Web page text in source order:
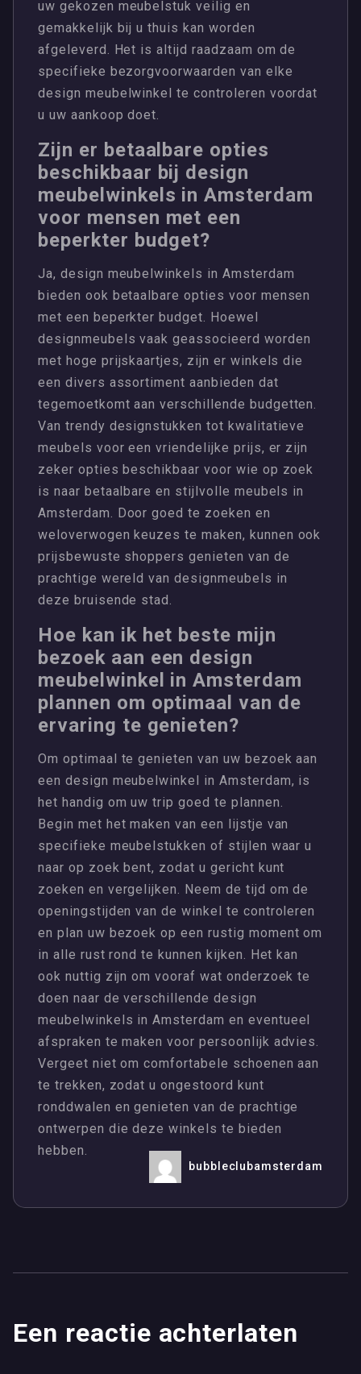
uw gekozen meubelstuk veilig en
gemakkelijk bij u thuis kan worden
afgeleverd. Het is altijd raadzaam om de
specifieke bezorgvoorwaarden van elke
design meubelwinkel te controleren voordat
u uw aankoop doet.
Zijn er betaalbare opties
beschikbaar bij design
meubelwinkels in Amsterdam
voor mensen met een
beperkter budget?
Ja, design meubelwinkels in Amsterdam
bieden ook betaalbare opties voor mensen
met een beperkter budget. Hoewel
designmeubels vaak geassocieerd worden
met hoge prijskaartjes, zijn er winkels die
een divers assortiment aanbieden dat
tegemoetkomt aan verschillende budgetten.
Van trendy designstukken tot kwalitatieve
meubels voor een vriendelijke prijs, er zijn
zeker opties beschikbaar voor wie op zoek
is naar betaalbare en stijlvolle meubels in
Amsterdam. Door goed te zoeken en
weloverwogen keuzes te maken, kunnen ook
prijsbewuste shoppers genieten van de
prachtige wereld van designmeubels in
deze bruisende stad.
Hoe kan ik het beste mijn
bezoek aan een design
meubelwinkel in Amsterdam
plannen om optimaal van de
ervaring te genieten?
Om optimaal te genieten van uw bezoek aan
een design meubelwinkel in Amsterdam, is
het handig om uw trip goed te plannen.
Begin met het maken van een lijstje van
specifieke meubelstukken of stijlen waar u
naar op zoek bent, zodat u gericht kunt
zoeken en vergelijken. Neem de tijd om de
openingstijden van de winkel te controleren
en plan uw bezoek op een rustig moment om
in alle rust rond te kunnen kijken. Het kan
ook nuttig zijn om vooraf wat onderzoek te
doen naar de verschillende design
meubelwinkels in Amsterdam en eventueel
afspraken te maken voor persoonlijk advies.
Vergeet niet om comfortabele schoenen aan
te trekken, zodat u ongestoord kunt
ronddwalen en genieten van de prachtige
ontwerpen die deze winkels te bieden
hebben.
bubbleclubamsterdam
Een reactie achterlaten